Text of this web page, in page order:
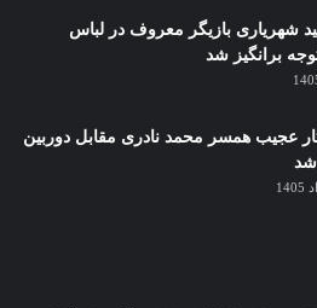
شهریاری بازیگر معروف در لباس
برانگیز شد
عجیب همسر محمد نادری مقابل دوربین
شد